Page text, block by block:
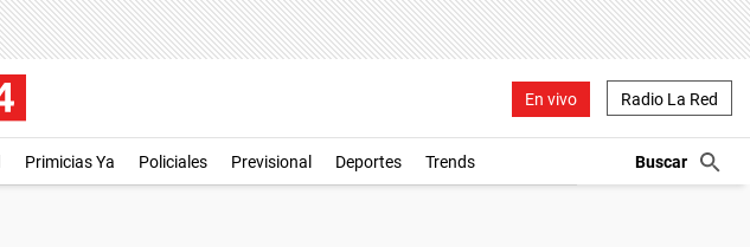
En vivo Radio La Red
Primicias Ya Policiales Previsional Deportes Trends